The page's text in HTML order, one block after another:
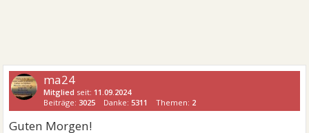
ma24
Mitglied seit: 11.09.2024
Beiträge: 3025 Danke: 5311 Themen: 2
Guten Morgen!